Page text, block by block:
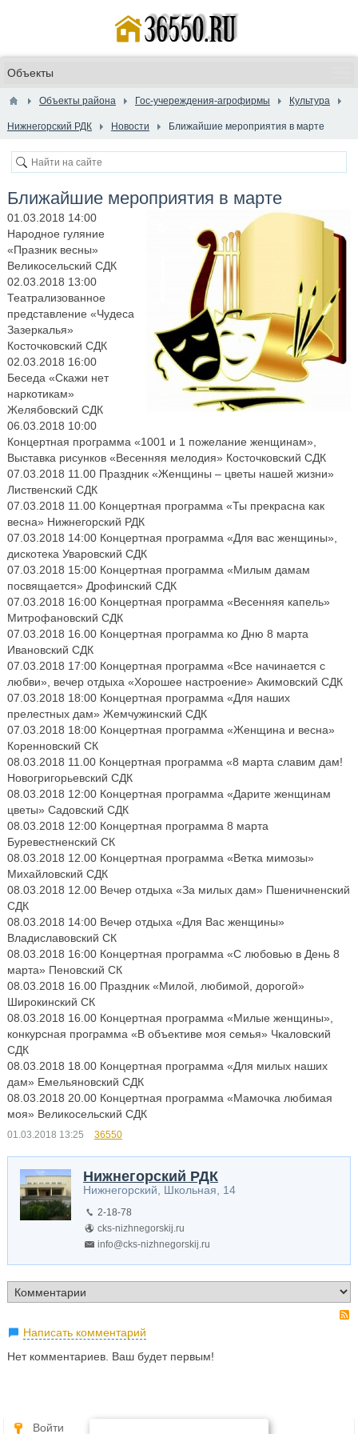
Объекты района Гос-учереждения-агрофирмы Культура
Нижнегорский РДК Новости Ближайшие мероприятия в марте
Ближайшие мероприятия в марте
01.03.2018 14:00
Народное гуляние
«Празник весны»
Великосельский СДК
02.03.2018 13:00
Театрализованное
представление «Чудеса
Зазеркалья»
Косточковский СДК
02.03.2018 16:00
Беседа «Скажи нет
наркотикам»
Желябовский СДК
06.03.2018 10:00
Концертная программа «1001 и 1 пожелание женщинам»,
Выставка рисунков «Весенняя мелодия» Косточковский СДК
07.03.2018 11.00 Праздник «Женщины – цветы нашей жизни»
Лиственский СДК
07.03.2018 11.00 Концертная программа «Ты прекрасна как
весна» Нижнегорский РДК
07.03.2018 14:00 Концертная программа «Для вас женщины»,
дискотека Уваровский СДК
07.03.2018 15:00 Концертная программа «Милым дамам
посвящается» Дрофинский СДК
07.03.2018 16:00 Концертная программа «Весенняя капель»
Митрофановский СДК
07.03.2018 16.00 Концертная программа ко Дню 8 марта
Ивановский СДК
07.03.2018 17:00 Концертная программа «Все начинается с
любви», вечер отдыха «Хорошее настроение» Акимовский СДК
07.03.2018 18:00 Концертная программа «Для наших
прелестных дам» Жемчужинский СДК
07.03.2018 18:00 Концертная программа «Женщина и весна»
Коренновский СК
08.03.2018 11.00 Концертная программа «8 марта славим дам!
Новогригорьевский СДК
08.03.2018 12:00 Концертная программа «Дарите женщинам
цветы» Садовский СДК
08.03.2018 12:00 Концертная программа 8 марта
Буревестненский СК
08.03.2018 12.00 Концертная программа «Ветка мимозы»
Михайловский СДК
08.03.2018 12.00 Вечер отдыха «За милых дам» Пшеничненский
СДК
08.03.2018 14:00 Вечер отдыха «Для Вас женщины»
Владиславовский СК
08.03.2018 16:00 Концертная программа «С любовью в День 8
марта» Пеновский СК
08.03.2018 16.00 Праздник «Милой, любимой, дорогой»
Широкинский СК
08.03.2018 16.00 Концертная программа «Милые женщины»,
конкурсная программа «В объективе моя семья» Чкаловский
СДК
08.03.2018 18.00 Концертная программа «Для милых наших
дам» Емельяновский СДК
08.03.2018 20.00 Концертная программа «Мамочка любимая
моя» Великосельский СДК
01.03.2018 13:25 36550
Нижнегорский РДК
Нижнегорский, Школьная, 14
2-18-78
cks-nizhnegorskij.ru
info@cks-nizhnegorskij.ru
Написать комментарий
Нет комментариев. Ваш будет первым!
Войти